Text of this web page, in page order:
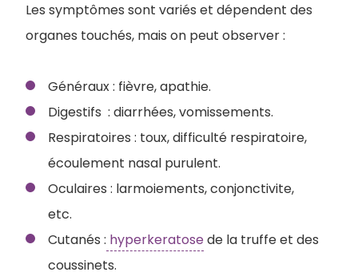
Les symptômes sont variés et dépendent des
organes touchés, mais on peut observer :
Généraux : fièvre, apathie.
Digestifs : diarrhées, vomissements.
Respiratoires : toux, difficulté respiratoire,
écoulement nasal purulent.
Oculaires : larmoiements, conjonctivite,
etc.
Cutanés : hyperkeratosede la truffe et des
coussinets.